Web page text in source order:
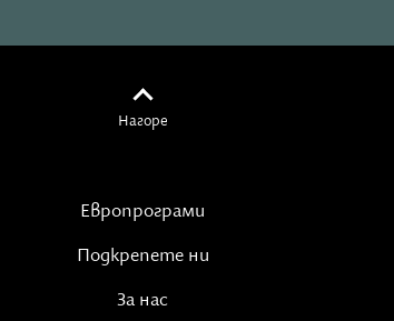
Нагоре
Европрограми
Подкрепете ни
За нас